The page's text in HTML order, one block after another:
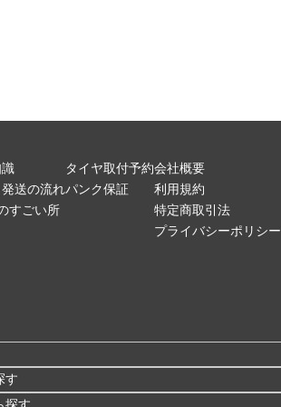
送の流れ
すごい所
タイヤ取付予約
パンク保証
会社概要
利用規約
特定商取引法
プライバシーポリシー
す